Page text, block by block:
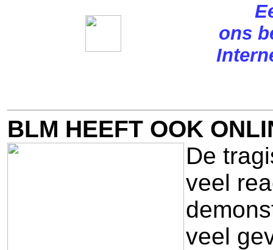
ons
BLM HEEFT OOK
De
veel
veel